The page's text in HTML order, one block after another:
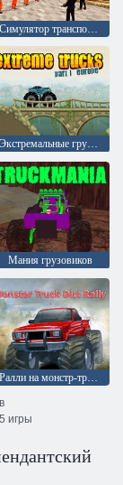
Экстремальные грузовики Часть 1 Европа
Мания грузовиков
Ралли на монстр-траках по грязи
игры